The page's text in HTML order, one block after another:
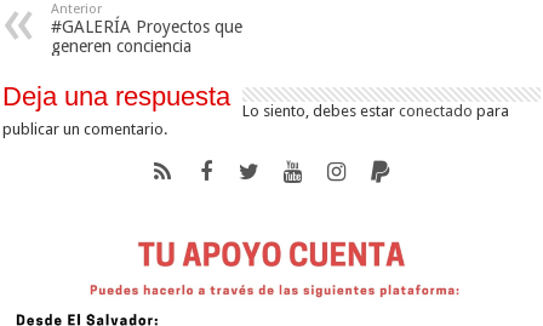
Anterior
#GALERÍA Proyectos que
generen conciencia
Deja una respuesta Lo siento, debes estarconectado para
publicar un comentario.